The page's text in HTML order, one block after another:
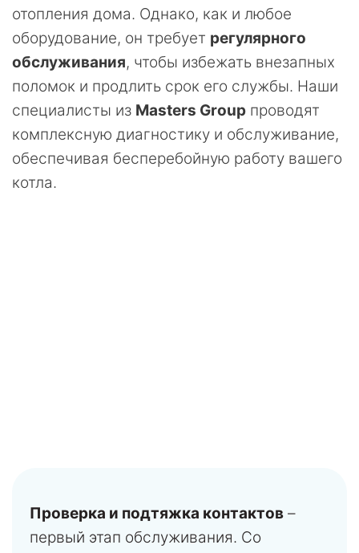
отопления дома. Однако, как и любое
оборудование, он требует регулярного
обслуживания, чтобы избежать внезапных
поломок и продлить срок его службы. Наши
специалисты из Masters Group проводят
комплексную диагностику и обслуживание,
обеспечивая бесперебойную работу вашего
котла.
Проверка и подтяжка контактов –
первый этап обслуживания. Со